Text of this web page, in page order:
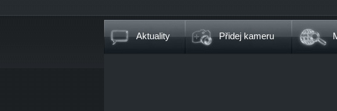
Aktuality Přidej kameru